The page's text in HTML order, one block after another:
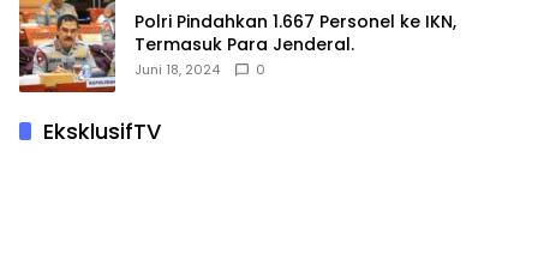
Polri Pindahkan 1.667 Personel ke IKN,
Termasuk Para Jenderal.
Juni 18, 2024 0
EksklusifTV